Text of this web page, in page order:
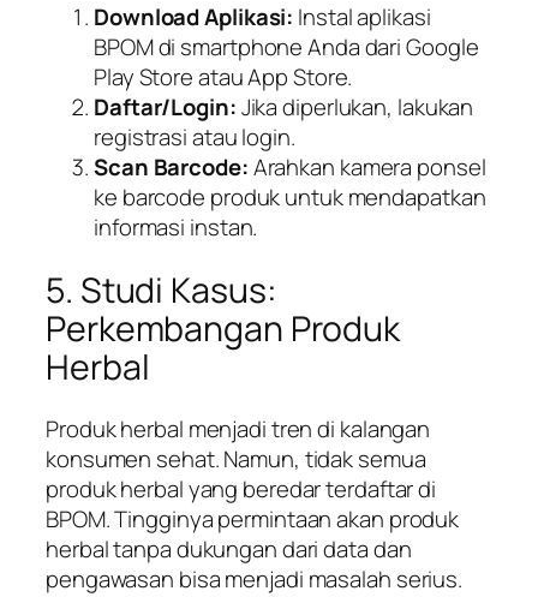
Download Aplikasi: Instal aplikasi
BPOM di smartphone Anda dari Google
Play Store atau App Store.
Daftar/Login:Jika diperlukan, lakukan
registrasi atau login.
Scan Barcode:Arahkan kamera ponsel
ke barcode produk untuk mendapatkan
informasi instan.
5. Studi Kasus:
Perkembangan Produk
Herbal
Produk herbal menjadi tren di kalangan
konsumen sehat. Namun, tidak semua
produk herbal yang beredar terdaftar di
BPOM. Tingginya permintaan akan produk
herbal tanpa dukungan dari data dan
pengawasan bisa menjadi masalah serius.